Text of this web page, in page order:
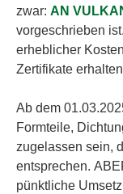
zwar: AN
vorgeschrieben
erheblicher
Zertifikate
Ab dem
Formteile,
zugelassen sein,
entsprechen.
pünktliche